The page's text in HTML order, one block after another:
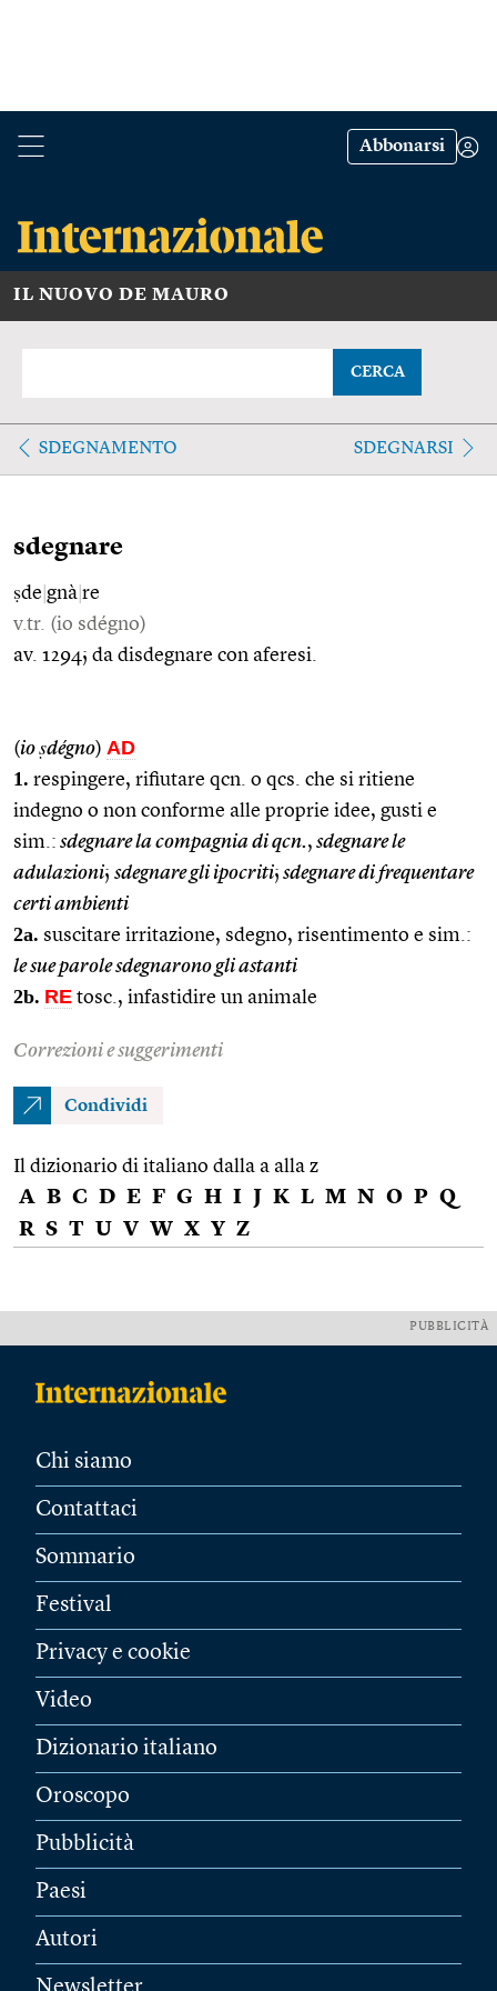
Abbonarsi
IL NUOVO DE MAURO
CERCA
SDEGNAMENTO SDEGNARSI
sdegnare
ṣde gnà re
v.tr. (io sdégno)
av. 1294; da disdegnare con aferesi.
(io ṣdégno) AD
1. respingere, rifiutare qcn. o qcs. che si ritiene
indegno o non conforme alle proprie idee, gusti e
sim.: sdegnare la compagnia di qcn., sdegnare le
adulazioni; sdegnare gli ipocriti; sdegnare di frequentare
certi ambienti
2a. suscitare irritazione, sdegno, risentimento e sim.:
le sue parole sdegnarono gli astanti
2b. RE tosc., infastidire un animale
Correzioni e suggerimenti
Condividi
Il dizionario di italiano dalla a alla z
A B C D E F G H I J K L M N O P Q
R S T U V W X Y Z
PUBBLICITÀ
Chi siamo
Contattaci
Sommario
Festival
Privacy e cookie
Video
Dizionario italiano
Oroscopo
Pubblicità
Paesi
Autori